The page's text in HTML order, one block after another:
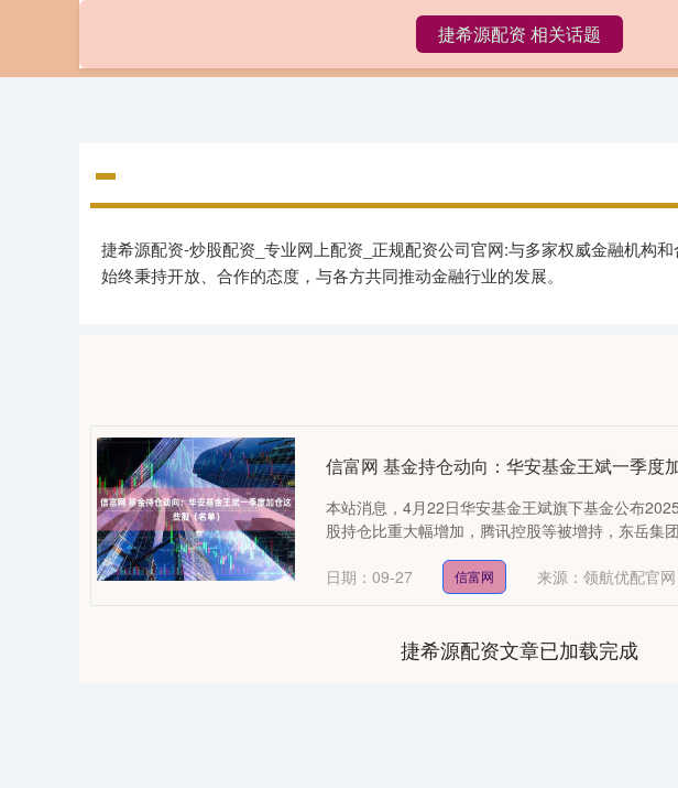
捷希源配资
捷希源配资-炒股配资_专业网上配资_正规配资公司官网:与多家权威金融机构
始终秉持开放、合作的态度，与各方共同推动金融行业的发展。
捷希源配资 相关话题
信富网 基金持仓动向：华安基金王斌一季度
本站消息，4月22日华安基金王斌旗下基金公布
股持仓比重大幅增加，腾讯控股等被增持，东岳集
日期：09-27 信富网 来源：领航优配官网
捷希源配资文章已加载完成